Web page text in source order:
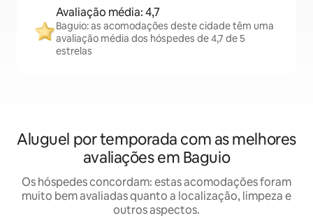
Avaliação média: 4,7
Baguio: as acomodações deste cidade têm uma
avaliação média dos hóspedes de 4,7 de 5
estrelas
Aluguel por temporada com as melhores
avaliações em Baguio
Os hóspedes concordam: estas acomodações foram
muito bem avaliadas quanto a localização, limpeza e
outros aspectos.